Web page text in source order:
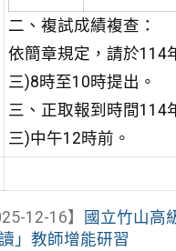
二、複試成績複查：
依簡章規定，請於114
三)8時至10時提出。
三、正取報到時間114
三)中午12時前。
12-16】
國立竹山高
」教師增能研習